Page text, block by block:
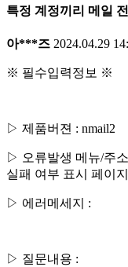
특정 계정끼리 메일
아***즈 2024.04.29
※ 필수입력정보 ※
▷ 제품버젼 : nmail2
▷ 오류발생 메뉴/주
실패 여부 표시 페이
▷ 에러메세지 :
▷ 질문내용 :